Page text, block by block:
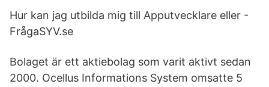
Hur kan jag utbilda mig till Apputvecklare eller -
FrågaSYV.se
Bolaget är ett aktiebolag som varit aktivt sedan
2000. Ocellus Informations System omsatte 5